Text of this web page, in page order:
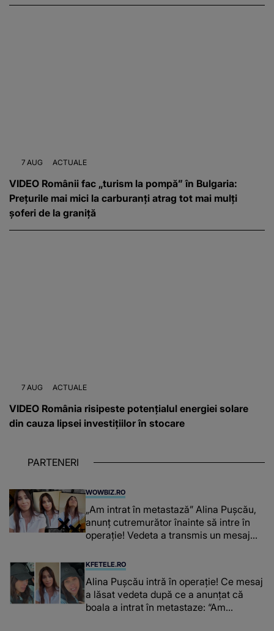
7 AUG ACTUALE
VIDEO Românii fac „turism la pompă” în Bulgaria:
Prețurile mai mici la carburanți atrag tot mai mulți
șoferi de la graniță
7 AUG ACTUALE
VIDEO România risipeste potențialul energiei solare
din cauza lipsei investițiilor în stocare
PARTENERI
WOWBIZ.RO
„Am intrat în metastază” Alina Pușcău,
anunț cutremurător înainte să intre în
operație! Vedeta a transmis un mesaj
KFETELE.RO
Alina Pușcău intră în operație! Ce mesaj
a lăsat vedeta după ce a anunțat că
boala a intrat în metastaze: “Am